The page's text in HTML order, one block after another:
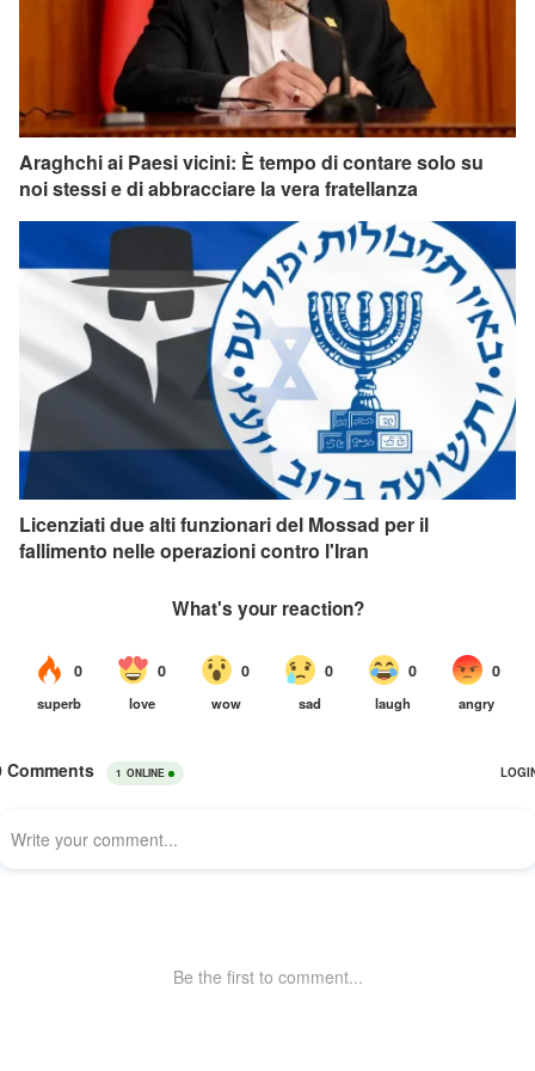
Araghchi ai Paesi vicini: È tempo di contare solo su
noi stessi e di abbracciare la vera fratellanza
Licenziati due alti funzionari del Mossad per il
fallimento nelle operazioni contro l'Iran